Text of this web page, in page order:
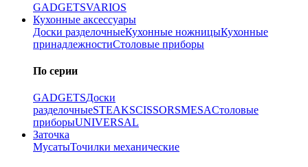
GADGETSVARIOS
Кухонные аксессуары
Доски разделочныеКухонные ножницыКухонные
принадлежностиСтоловые приборы
По серии
GADGETSДоски
разделочныеSTEAKSCISSORSMESAСтоловые
приборыUNIVERSAL
Заточка
МусатыТочилки механические